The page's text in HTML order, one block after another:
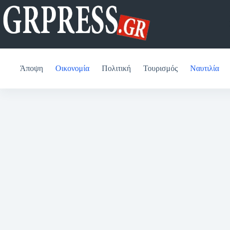
Μετάβαση
στο
περιεχόμενο
Άποψη Οικονομία Πολιτική Τουρισμός Ναυτιλία